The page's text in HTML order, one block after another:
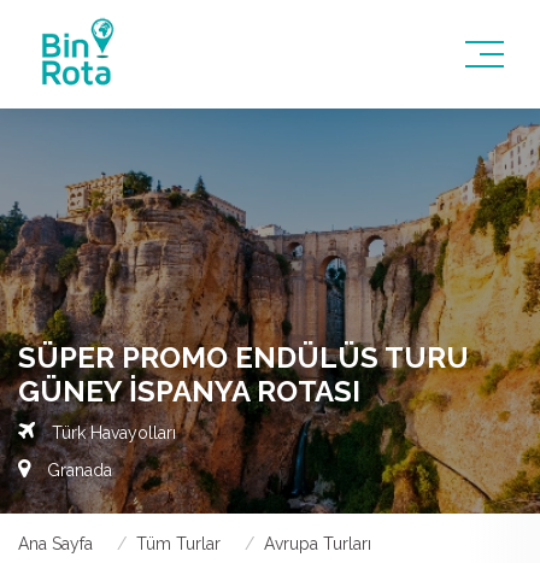
SÜPER PROMO ENDÜLÜS TURU
GÜNEY İSPANYA ROTASI
Türk Havayolları
Granada
Ana Sayfa Tüm Turlar Avrupa Turları